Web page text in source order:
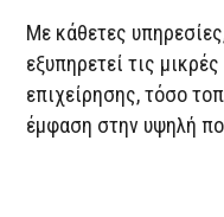
Με κάθετες
εξυπηρετεί τις
επιχείρησης, τόσο
έμφαση στην υψηλή